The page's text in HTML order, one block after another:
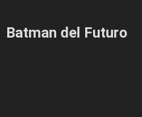
Batman del Futuro